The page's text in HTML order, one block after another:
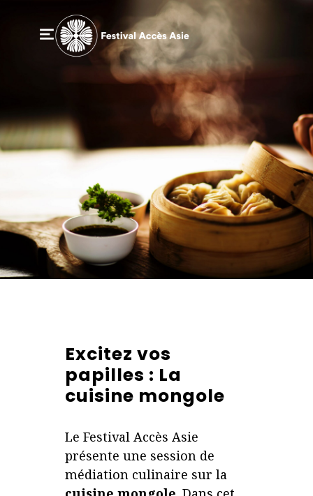
Excitez vos
papilles : La
cuisine mongole
Le Festival Accès Asie
présente une session de
médiation culinaire sur la